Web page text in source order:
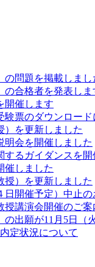
の問題を掲載しまし
の合格者を発表しま
開催します
験票のダウンロード
）を更新しました
明会を開催しました
るガイダンスを開
催しました
授）を更新しました
日開催予定）中止
授講演会開催のご案
の出願が11月5日（
定状況について